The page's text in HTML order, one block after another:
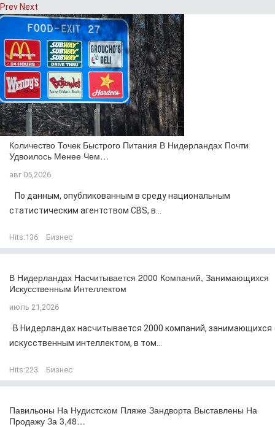
Prev Next
Количество Точек Быстрого Питания В Нидерландах Почти
Удвоилось Менее Чем…
авг 05,2026
По данным, опубликованным в среду национальным
статистическим агентством CBS, в...
Hits:136 Бизнес
В Нидерландах Насчитывается 2000 Компаний, Занимающихся
Искусственным Интеллектом
июль 21,2026
В Нидерландах насчитывается 2000 компаний, занимающихся
искусственным интеллектом, в том...
Hits:223 Бизнес
Павильоны На Нудистском Пляже Зандворта Выставлены На
Продажу За 3,48…